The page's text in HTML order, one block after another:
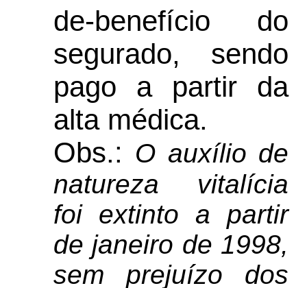
de-benefício do
segurado, sendo
pago a partir da
alta médica.
Obs.: O auxílio de
natureza vitalícia
foi extinto a partir
de janeiro de 1998,
sem prejuízo dos